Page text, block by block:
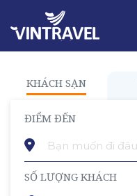
KHÁCH SẠN
ĐIỂM ĐẾN
Bạn muốn đi đâu
SỐ LƯỢNG KHÁCH